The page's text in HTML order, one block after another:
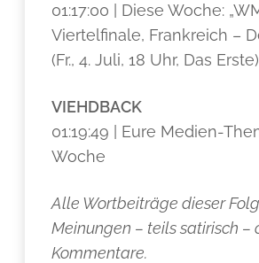
01:17:00 | Diese Woche:
Viertelfinale, Frankreich –
(Fr., 4. Juli, 18 Uhr, Das Erste)
VIEHDBACK
01:19:49 | Eure Medien-
Woche
Alle Wortbeiträge dieser
Meinungen – teils satirisch –
Kommentare.